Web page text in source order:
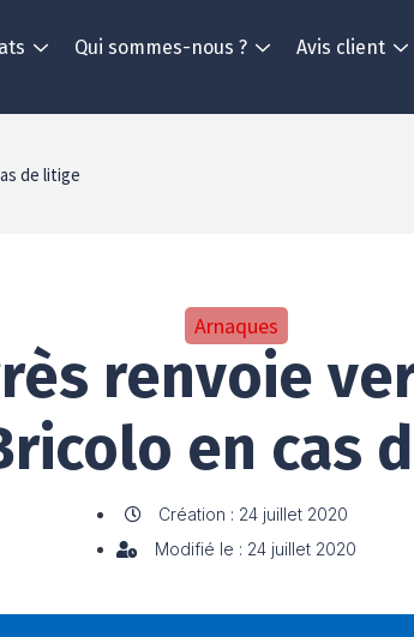
Qui sommes-nous ? Avis client
de litige
Arnaques
renvoie
en cas
Création : 24 juillet 2020
Modifié le : 24 juillet 2020